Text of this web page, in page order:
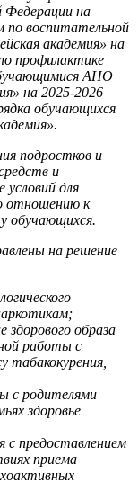
Федерации на
по воспитательной
академия» на
профилактике
АНО
на 2025-2026
обучающихся
подростков и
и
условий для
отношению к
обучающихся.
на решение
здорового образа
работы с
табакокурения,
с родителями
здоровье
с предоставлением
приема